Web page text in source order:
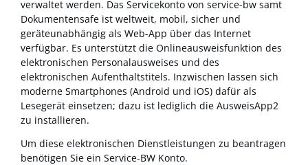
verwaltet werden. Das Servicekonto von service-bw samt
Dokumentensafe ist weltweit, mobil, sicher und
geräteunabhängig als Web-App über das Internet
verfügbar. Es unterstützt die Onlineausweisfunktion des
elektronischen Personalausweises und des
elektronischen Aufenthaltstitels. Inzwischen lassen sich
moderne Smartphones (Android und iOS) dafür als
Lesegerät einsetzen; dazu ist lediglich die AusweisApp2
zu installieren.
Um diese elektronischen Dienstleistungen zu beantragen
benötigen Sie ein Service-BW Konto.